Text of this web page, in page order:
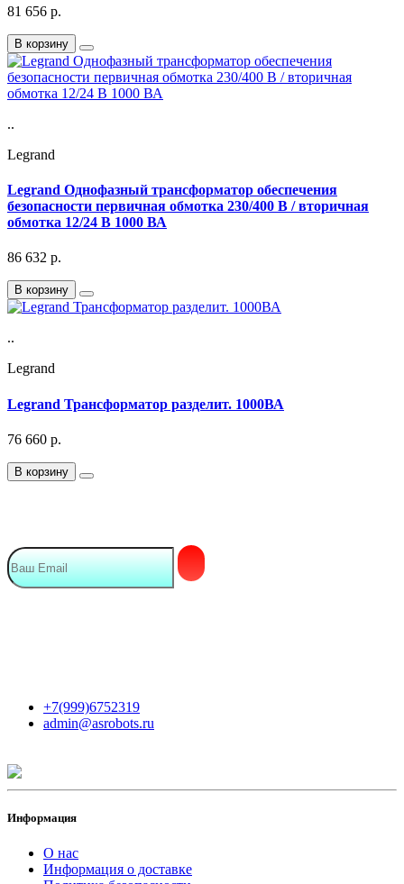
81 656 р.
В корзину
..
Legrand
Legrand Однофазный трансформатор обеспечения
безопасности первичная обмотка 230/400 В / вторичная
обмотка 12/24 В 1000 ВА
86 632 р.
В корзину
..
Legrand
Legrand Трансформатор разделит. 1000ВА
76 660 р.
В корзину
+7(999)6752319
admin@asrobots.ru
Информация
О нас
Информация о доставке